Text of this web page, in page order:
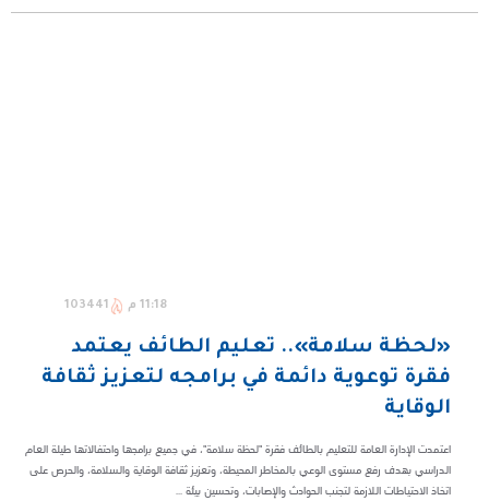
11:18 م 103441
«لحظة سلامة».. تعليم الطائف يعتمد
فقرة توعوية دائمة في برامجه لتعزيز ثقافة
الوقاية
اعتمدت الإدارة العامة للتعليم بالطائف فقرة "لحظة سلامة"، في جميع برامجها واحتفالاتها طيلة العام
الدراسي بهدف رفع مستوى الوعي بالمخاطر المحيطة، وتعزيز ثقافة الوقاية والسلامة، والحرص على
اتخاذ الاحتياطات اللازمة لتجنب الحوادث والإصابات، وتحسين بيئة ...